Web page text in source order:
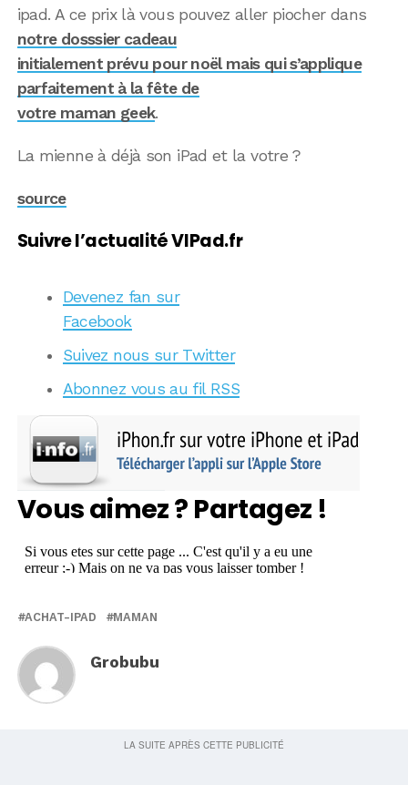
ipad. A ce prix là vous pouvez aller piocher dans
notre dosssier cadeau
initialement prévu pour noël mais qui s’applique
parfaitement à la fête de
votre maman geek.
La mienne à déjà son iPad et la votre ?
source
Suivre l’actualité VIPad.fr
Devenez fan sur
Facebook
Suivez nous sur Twitter
Abonnez vous au fil RSS
Vous aimez ? Partagez !
ACHAT-IPAD MAMAN
Grobubu